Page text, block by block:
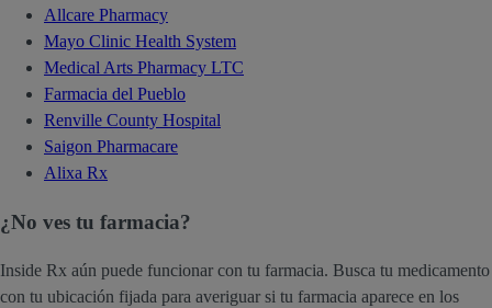
Allcare Pharmacy
Mayo Clinic Health System
Medical Arts Pharmacy LTC
Farmacia del Pueblo
Renville County Hospital
Saigon Pharmacare
Alixa Rx
¿No ves tu farmacia?
Inside Rx aún puede funcionar con tu farmacia. Busca tu medicamento
con tu ubicación fijada para averiguar si tu farmacia aparece en los